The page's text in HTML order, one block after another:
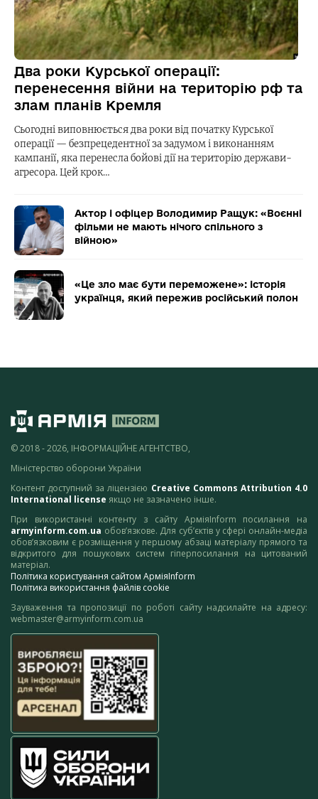
Два роки Курської операції:
перенесення війни на територію рф та
злам планів Кремля
Сьогодні виповнюється два роки від початку Курської
операції — безпрецедентної за задумом і виконанням
кампанії, яка перенесла бойові дії на територію держави-
агресора. Цей крок…
Актор і офіцер Володимир Ращук: «Воєнні
фільми не мають нічого спільного з
війною»
«Це зло має бути переможене»: історія
українця, який пережив російський полон
© 2018 - 2026, ІНФОРМАЦІЙНЕ АГЕНТСТВО,
Міністерство оборони України
Контент доступний за ліцензією Creative Commons Attribution 4.0
International license якщо не зазначено інше.
При використанні контенту з сайту АрміяInform посилання на
armyinform.com.ua обов’язкове. Для суб’єктів у сфері онлайн-медіа
обов’язковим є розміщення у першому абзаці матеріалу прямого та
відкритого для пошукових систем гіперпосилання на цитований
матеріал.
Політика користування сайтом АрміяInform
Політика використання файлів cookie
Зауваження та пропозиції по роботі сайту надсилайте на адресу:
webmaster@armyinform.com.ua